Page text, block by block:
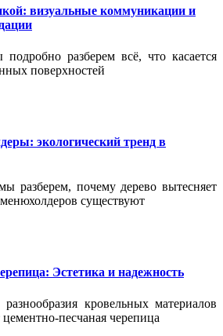
визуальные коммуникации и
разберем всё, что касается
поверхностей
экологический тренд в
разберем, почему дерево вытесняет
существуют
Эстетика и надежность
кровельных материалов
песчаная черепица